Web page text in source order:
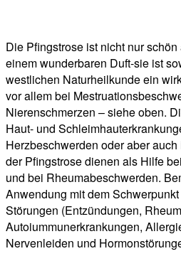
Die Pfingstrose ist nicht nur
einem wunderbaren Duft-sie ist
westlichen Naturheilkunde ein
vor allem bei
Nierenschmerzen – siehe oben.
Haut- und
Herzbeschwerden oder aber
der Pfingstrose dienen als Hilfe
und bei Rheumabeschwerden.
Anwendung mit dem
Störungen (Entzündungen,
Autoiummunerkrankungen,
Nervenleiden und